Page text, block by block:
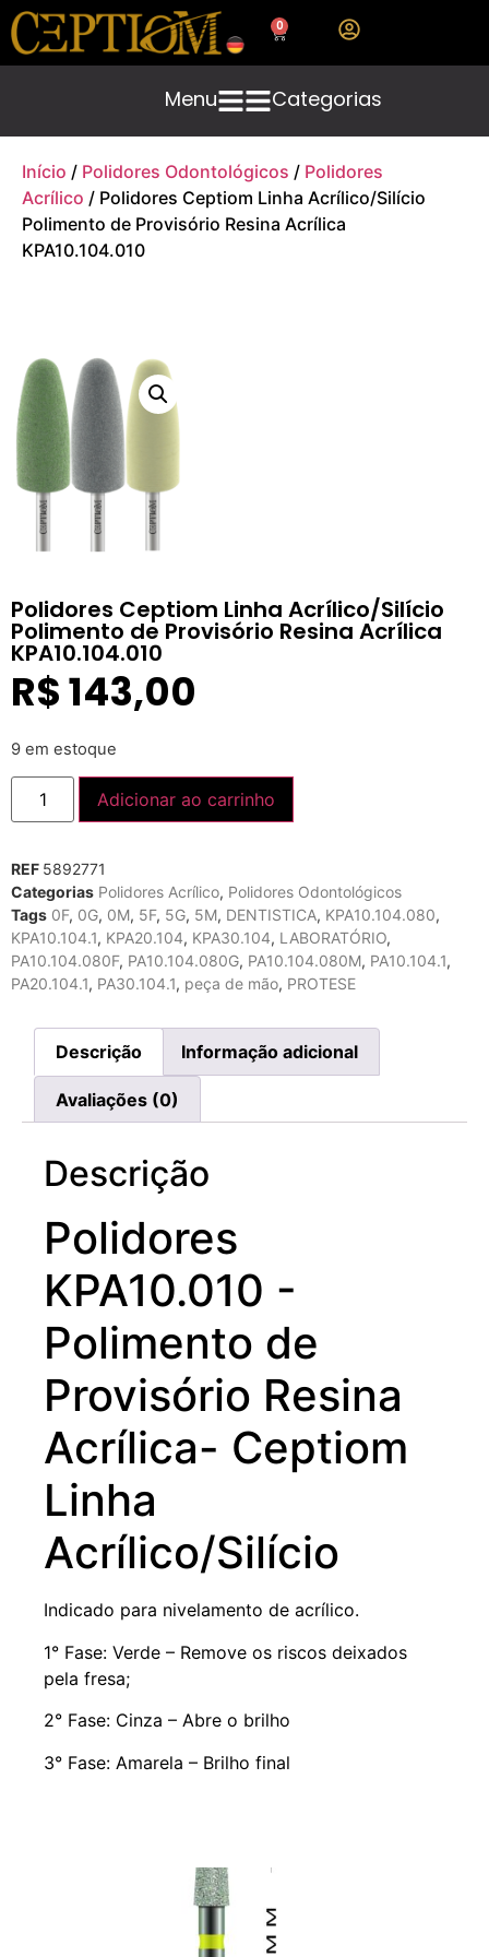
0
Menu Categorias
Início / Polidores Odontológicos / Polidores
Acrílico / Polidores Ceptiom Linha Acrílico/Silício
Polimento de Provisório Resina Acrílica
KPA10.104.010
Polidores Ceptiom Linha Acrílico/Silício
Polimento de Provisório Resina Acrílica
KPA10.104.010
R$143,00
9 em estoque
Adicionar ao carrinho
REF 5892771
Categorias Polidores Acrílico, Polidores Odontológicos
Tags 0F, 0G, 0M, 5F, 5G, 5M, DENTISTICA, KPA10.104.080,
KPA10.104.1, KPA20.104, KPA30.104, LABORATÓRIO,
PA10.104.080F, PA10.104.080G, PA10.104.080M, PA10.104.1,
PA20.104.1, PA30.104.1, peça de mão, PROTESE
Descrição Informação adicional
Avaliações (0)
Descrição
Polidores
KPA10.010 -
Polimento de
Provisório Resina
Acrílica- Ceptiom
Linha
Acrílico/Silício
Indicado para nivelamento de acrílico.
1° Fase: Verde – Remove os riscos deixados
pela fresa;
2° Fase: Cinza – Abre o brilho
3° Fase: Amarela – Brilho final